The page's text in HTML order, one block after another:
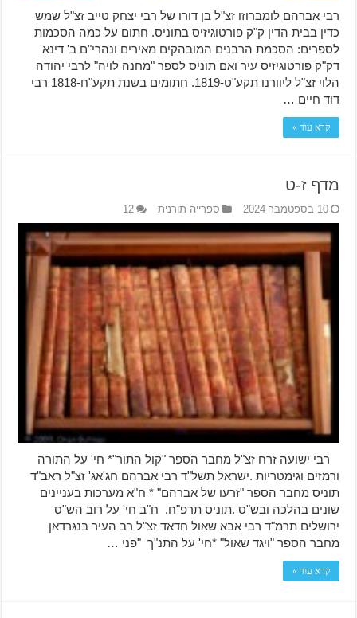
רבי אברהם לומברוזו זצ"ל בן דורו של רבי יצחק טייב זצ"ל שמש
כדין בבית הדין ק"ק פורטוגיזיס בתוניס. חתום על כמה הסכמות
לספרים: הסכמת הרבנים המובהקים מאירים ונהרי"ם ב' דינא
דק"ק פורטוגיזיס עיר ואם תוניס לספר "מחנה לויה" לרבי יהודה
הלוי זצ"ל ליוורנו תקע"ט-1819. חתומים בשנת תקע"ח-1818 רבי
דוד חיים …
קרא עוד »
מדף ז-ט
10 בספטמבר 2024 ספרייה תורנית 12
רבי ישועה זרח זצ"ל מחבר הספר "קול התור"* חי' על התורה
ורמזים וגימטריות .ישראל תשל"ד רבי אברהם חג'אג' זצ"ל ראב"ד
תוניס מחבר הספר "זרעו של אברהם" * ח"א מערכות בעניינים
שונים בהלכה ובש"ס .תוניס תרפ"ח. ח"ב חי' על רוב הש"ס
ירושלים תרמ"ד רבי אבא שאול חדאד זצ"ל רב העיר בנגרדאן
מחבר הספר "ויגד שאול" *חי' על התנ"ך "פני …
קרא עוד »